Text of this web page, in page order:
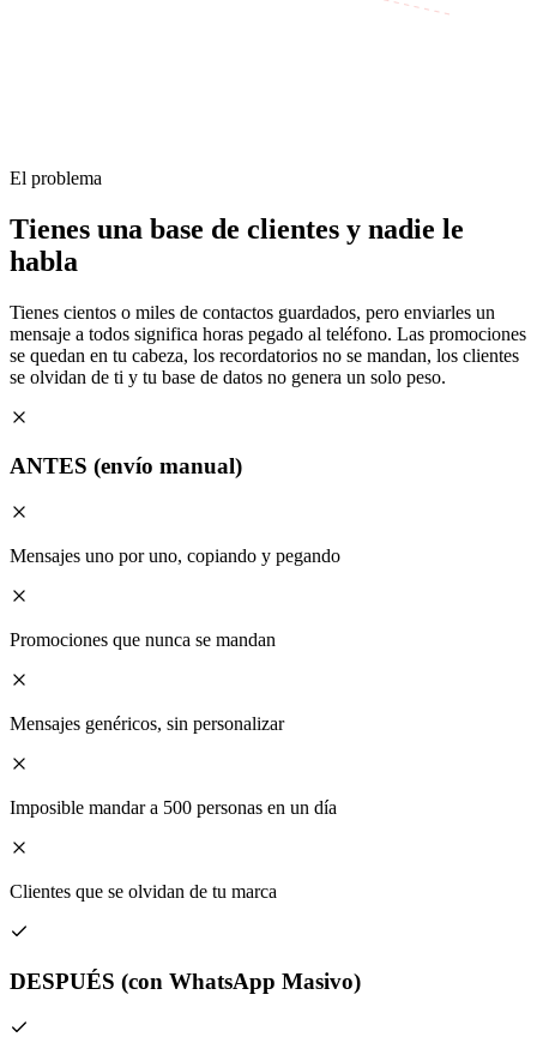
El problema
Tienes una base de clientes y nadie le
habla
Tienes cientos o miles de contactos guardados, pero enviarles un
mensaje a todos significa horas pegado al teléfono. Las promociones
se quedan en tu cabeza, los recordatorios no se mandan, los clientes
se olvidan de ti y tu base de datos no genera un solo peso.
ANTES (envío manual)
Mensajes uno por uno, copiando y pegando
Promociones que nunca se mandan
Mensajes genéricos, sin personalizar
Imposible mandar a 500 personas en un día
Clientes que se olvidan de tu marca
DESPUÉS (con WhatsApp Masivo)